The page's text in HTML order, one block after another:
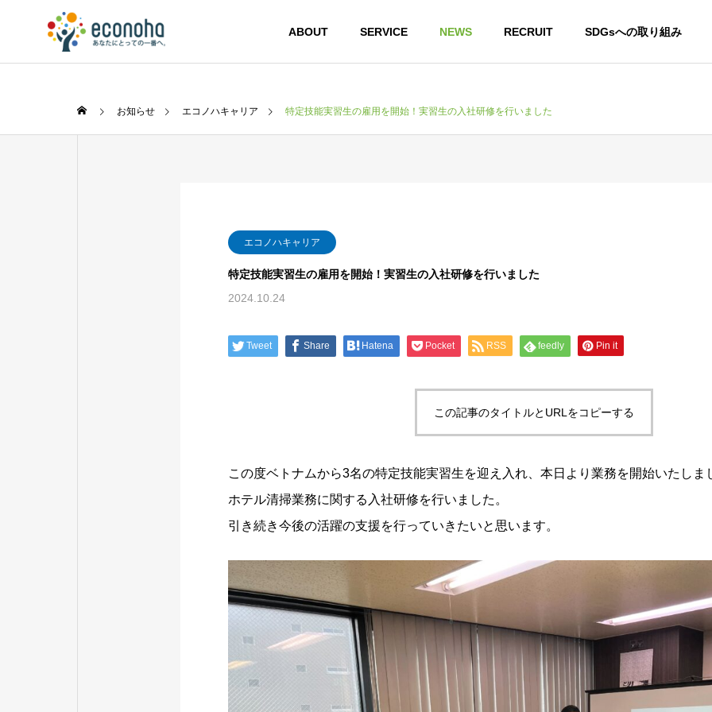
ABOUT SERVICE NEWS RECRUIT SDGsへの取り組み
お知らせ エコノハキャリア 特定技能実習生の雇用を開始！実習生の入社研修を行いました
エコノハキャリア
特定技能実習生の雇用を開始！実習生の入社研修を行いました
2024.10.24
Tweet Share Hatena Pocket RSS feedly Pin it
この記事のタイトルとURLをコピーする
この度ベトナムから3名の特定技能実習生を迎え入れ、本日より業務を開始いたしま
ホテル清掃業務に関する入社研修を行いました。
引き続き今後の活躍の支援を行っていきたいと思います。